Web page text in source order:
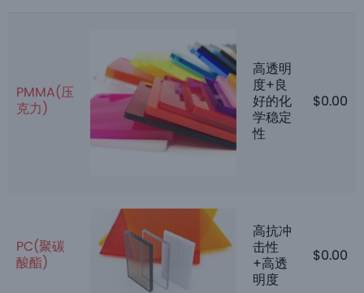
PMMA(压
克力)
高透明
度+良
好的化
学稳定
性
$0.00
PC(聚碳
酸酯)
高抗冲
击性
+高透
明度
$0.00